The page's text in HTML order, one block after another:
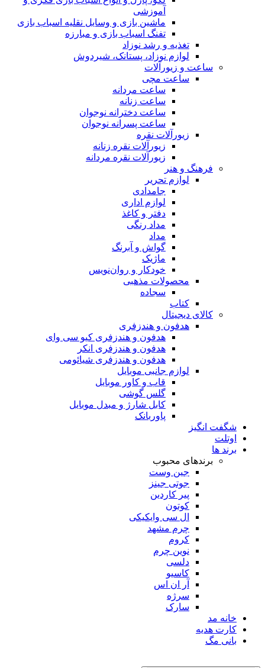
آموزشی
ماشین بازی و وسایل نقلیه اسباب بازی
تفنگ اسباب بازی و مبارزه
تغذیه و رشد نوزاد
لوازم نوزاد، پستانک، شیردوش
ساعت و زیور‌آلات
ساعت مچی
ساعت مردانه
ساعت زنانه
ساعت دخترانه نوجوان
ساعت پسرانه نوجوان
زیورآلات نقره
زیورآلات نقره زنانه
زیورآلات نقره مردانه
فرهنگ و هنر
لوازم تحریر
جامدادی
لوازم اداری
دفتر و کاغذ
مداد رنگی
مداد
گواش و آبرنگ
ماژیک
خودکار و روان‌نویس
محصولات مذهبی
سجاده
کتاب
کالای دیجیتال
هدفون و هندزفری
هدفون و هندزفری کیو سی وای
هدفون و هندزفری انکر
هدفون و هندزفری شیائومی
لوازم جانبی موبایل
قاب و کاور موبایل
گلس گوشی
کابل شارژ و مبدل موبایل
پاوربانک
شگفت انگیز
اوتلت
برند ها
برندهای محبوب
جین وست
جوتی جینز
پیر کاردین
کوتون
ال سی وایکیکی
چرم مشهد
کروم
نوین چرم
دلسی
کاسیو
آر ان اس
سرژه
سارک
خانه مد
کارت هدیه
بانی مگ